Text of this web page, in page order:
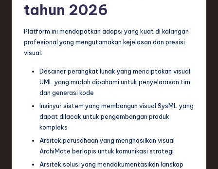
tahun 2026
Platform ini mendapatkan adopsi yang kuat di kalangan
profesional yang mengutamakan kejelasan dan presisi
visual:
Desainer perangkat lunak yang menciptakan visual
UML yang mudah dipahami untuk penyelarasan tim
dan generasi kode
Insinyur sistem yang membangun visual SysML yang
dapat dilacak untuk pengembangan produk
kompleks
Arsitek perusahaan yang menghasilkan visual
ArchiMate berlapis untuk komunikasi strategi
Arsitek solusi yang mendokumentasikan lanskap